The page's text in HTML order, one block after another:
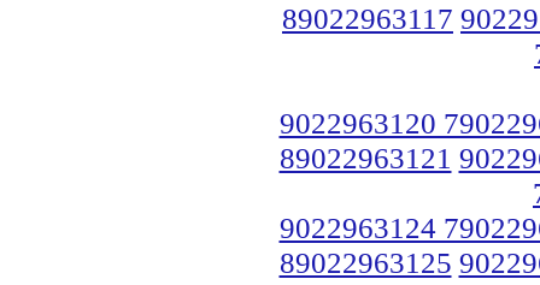
89022963117
9022963120
89022963121
9022963124
89022963125